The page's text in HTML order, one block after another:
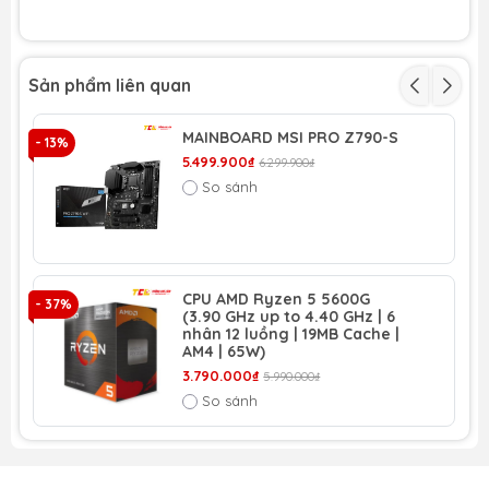
Sản phẩm liên quan
- 13% MAINBOARD MSI PRO Z790-S
5.499.900₫ 6.299.900₫
So sánh
- 37%
CPU AMD Ryzen 5 5600G
(3.90 GHz up to 4.40 GHz | 6
nhân 12 luồng | 19MB Cache |
AM4 | 65W)
3.790.000₫ 5.990.000₫
So sánh